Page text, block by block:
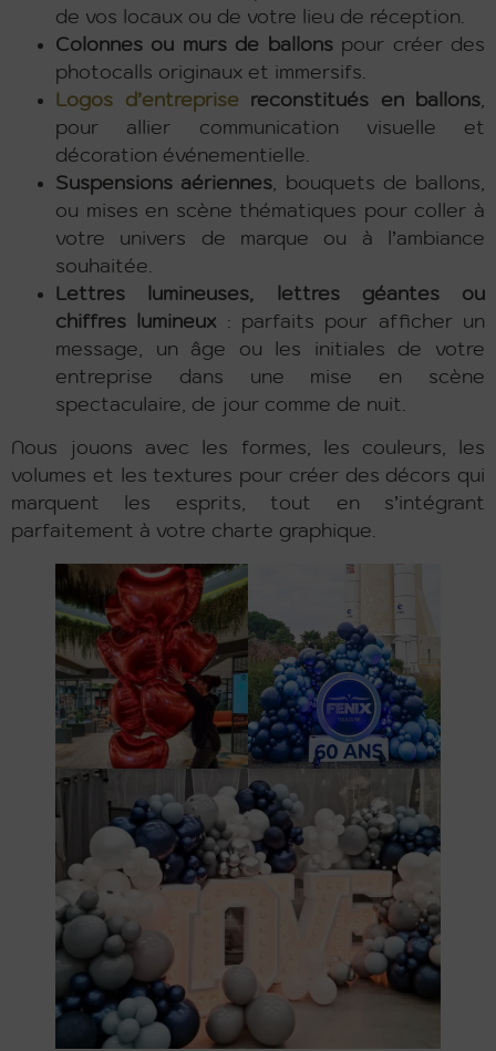
de vos locaux ou de votre lieu de réception.
Colonnes ou murs de ballonspour créer des
photocalls originaux et immersifs.
Logos d’entreprisereconstitués en ballons
pour allier communication visuelle et
décoration événementielle.
Suspensions aériennes , bouquets de ballons,
ou mises en scène thématiques pour coller à
votre univers de marque ou à l’ambiance
souhaitée.
Lettres lumineuses, lettres géantes ou
chiffres lumineux : parfaits pour afficher un
message, un âge ou les initiales de votre
entreprise dans une mise en scène
spectaculaire, de jour comme de nuit.
Nous jouons avec les formes, les couleurs, les
volumes et les textures pour créer des décors qui
marquent les esprits, tout en s’intégrant
parfaitement à votre charte graphique.